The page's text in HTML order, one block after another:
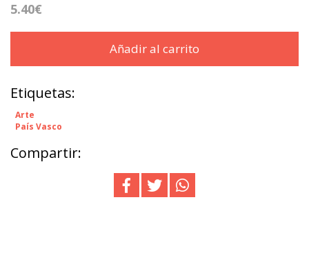
5.40€
Añadir al carrito
Etiquetas:
Arte
País Vasco
Compartir: